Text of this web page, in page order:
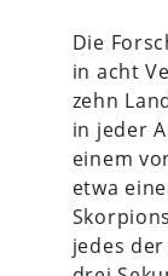
Die
in acht
zehn
in jeder
einem
etwa
jedes